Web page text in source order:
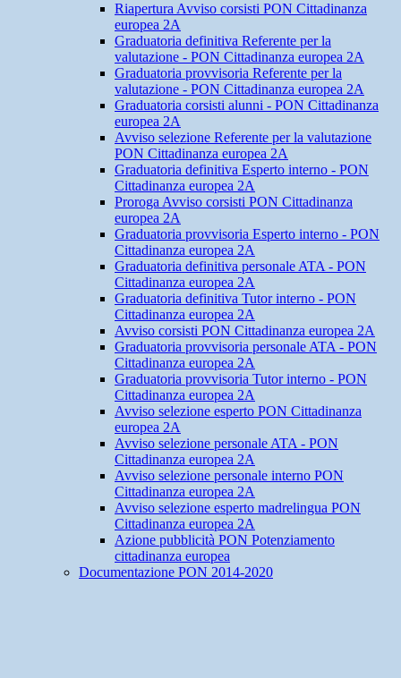
Riapertura Avviso corsisti PON Cittadinanza
europea 2A
Graduatoria definitiva Referente per la
valutazione - PON Cittadinanza europea 2A
Graduatoria provvisoria Referente per la
valutazione - PON Cittadinanza europea 2A
Graduatoria corsisti alunni - PON Cittadinanza
europea 2A
Avviso selezione Referente per la valutazione
PON Cittadinanza europea 2A
Graduatoria definitiva Esperto interno - PON
Cittadinanza europea 2A
Proroga Avviso corsisti PON Cittadinanza
europea 2A
Graduatoria provvisoria Esperto interno - PON
Cittadinanza europea 2A
Graduatoria definitiva personale ATA - PON
Cittadinanza europea 2A
Graduatoria definitiva Tutor interno - PON
Cittadinanza europea 2A
Avviso corsisti PON Cittadinanza europea 2A
Graduatoria provvisoria personale ATA - PON
Cittadinanza europea 2A
Graduatoria provvisoria Tutor interno - PON
Cittadinanza europea 2A
Avviso selezione esperto PON Cittadinanza
europea 2A
Avviso selezione personale ATA - PON
Cittadinanza europea 2A
Avviso selezione personale interno PON
Cittadinanza europea 2A
Avviso selezione esperto madrelingua PON
Cittadinanza europea 2A
Azione pubblicità PON Potenziamento
cittadinanza europea
Documentazione PON 2014-2020